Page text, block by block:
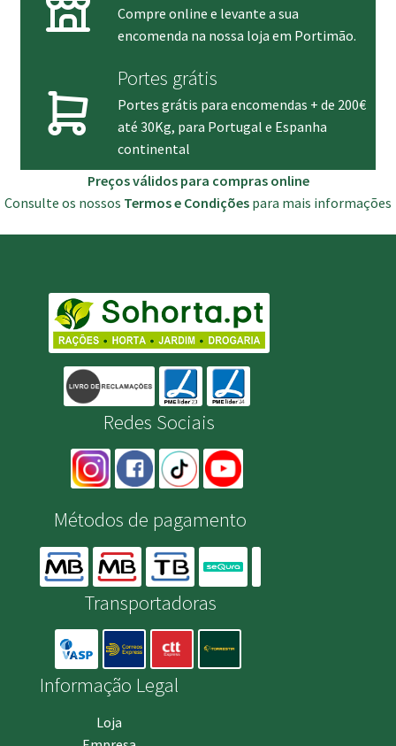
Compre online e levante a sua
encomenda na nossa loja em Portimão.
Portes grátis
Portes grátis para encomendas + de 200€
até 30Kg, para Portugal e Espanha
continental
Preços válidos para compras online
Consulte os nossos Termos e Condições para mais informações
Redes Sociais
Métodos de pagamento
Transportadoras
Informação Legal
Loja